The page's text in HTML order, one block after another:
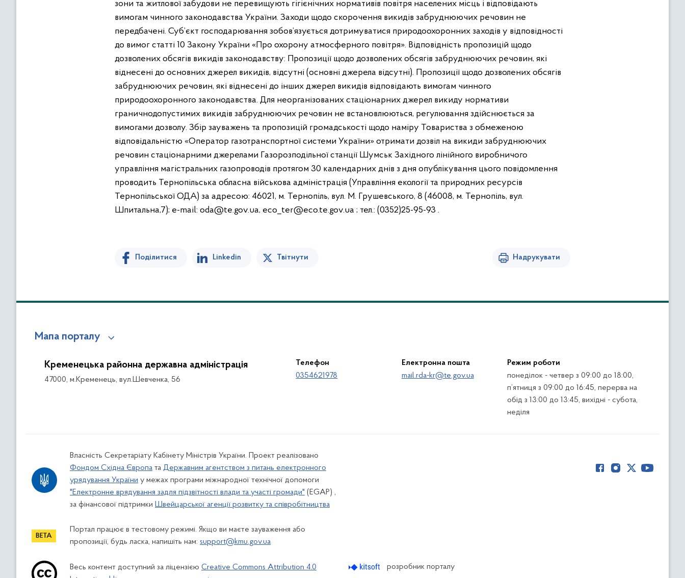
зони та житлової забудови не перевищують гігієнічних нормативів повітря населених місць і відповідають
вимогам чинного законодавства України. Заходи щодо скорочення викидів забруднюючих речовин не
передбачені. Суб’єкт господарювання зобов’язується дотримуватися природоохоронних заходів у відповідності
до вимог статті 10 Закону України «Про охорону атмосферного повітря». Відповідність пропозицій щодо
дозволених обсягів викидів законодавству: Пропозиції щодо дозволених обсягів забруднюючих речовин, які
віднесені до основних джерел викидів, відсутні (основні джерела відсутні). Пропозиції щодо дозволених обсягів
забруднюючих речовин, які віднесені до інших джерел викидів відповідають вимогам чинного
природоохоронного законодавства. Для неорганізованих стаціонарних джерел викиду нормативи
граничнодопустимих викидів забруднюючих речовин не встановлюються, регулювання здійснюється за
вимогами дозволу. Збір зауважень та пропозицій громадськості щодо наміру Товариства з обмеженою
відповідальністю «Оператор газотранспортної системи України» отримати дозвіл на викиди забруднюючих
речовин стаціонарними джерелами Газорозподільної станції Шумськ Західного лінійного виробничого
управління магістральних газопроводів протягом 30 календарних днів з дня опублікування цього повідомлення
проводить Тернопільська обласна військова адміністрація (Управління екології та природних ресурсів
Тернопільської ОДА) за адресою: 46021, м. Тернопіль, вул. М. Грушевського, 8 (46008, м. Тернопіль, вул.
Шпитальна,7); e-mail: oda@te.gov.ua, eco_ter@eco.te.gov.ua ; тел.: (0352)25-95-93 .
Поділитися Linkedin Твітнути Надрукувати
Мапа порталу
Кременецька районна державна адміністрація
47000, м.Кременець, вул.Шевченка, 56
Телефон
0354621978
Електронна пошта
mail.rda-kr@te.gov.ua
Режим роботи
понеділок - четвер з 09:00 до 18:00,
п’ятниця з 09:00 до 16:45, перерва на
обід з 13:00 до 13:45, вихідні - субота,
неділя
Власність Секретаріату Кабінету Міністрів України. Проект реалізовано
Фондом Східна Європа та Державним агентством з питань електронного
урядування України у межах програми міжнародної технічної допомоги
"Електронне врядування задля підзвітності влади та участі громади" (EGAP) ,
за фінансової підтримки Швейцарської агенції розвитку та співробітництва
Портал працює в тестовому режимі. Якщо ви маєте зауваження або
пропозиції, будь ласка, напишіть нам: support@kmu.gov.ua
Весь контент доступний за ліцензією Creative Commons Attribution 4.0
розробник порталу